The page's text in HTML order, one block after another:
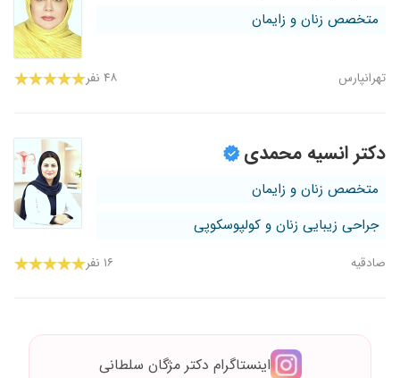
متخصص زنان و زایمان
تهرانپارس ۴۸ نفر
دکتر انسیه محمدی
متخصص زنان و زایمان
جراحی زیبایی زنان و کولپوسکوپی
صادقیه ۱۶ نفر
اینستاگرام دکتر مژگان سلطانی